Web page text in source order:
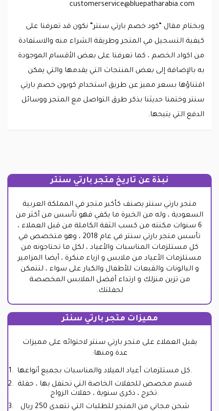
customerservice@bluepatharabia.com
وبختام مقال “كود خصم بارتي سنتر” نكون قد تعرفنا على
كيفية التسجيل في المتجر وطريقة الشراء منه والاستفادة
من اكواد الخصم ، كما تعرفنا على بعض الأقسام الموجودة
به بالإضافة إلى بعض المنتجات التي يقدمها والتي يمكن
اقتناؤها بسعر مميز عن طريق استخدام كوبون خصم بارتي
سنتر وختمنا حديثنا بذكر طرق التواصل مع المتجر ووسائل
الدفع التي يتيحها.
نبذة عن تاريخ متجر بارتي سنتر
متجر بارتي سنتر يصنف كأكبر متجر في المملكة العربية
السعودية ، وله من الخبرة ما يكفي فهو تأسس من أكثر من
6 سنوات مكنته من كسب الثقة الكاملة من قبل العملاء ،
تأسس متجر بارتي سنتر في عام 2018 ، وهو متخصص في
كل مستلزمات المناسبات والأعياد ، لكل ما تحتاجونه من
مستلزمات الأعياد من ملابس و ازياء منكرة ، أيضا المزامير
و البالونات والقبعات للأطفال والكبار على سواء ، لتتمكن
من تزين منزلك و ارتداء أفضل الملابس المخصصة
لحفلتك.
مميزات متجر بارتي سنتر
يقبل العملاء على متجر بارتي سنتر لاحتوائه على مميزات
عدة ومنها:
كل مستلزمات أعياد الميلاد والمناسبات بجميع أنواعها.
قسم مخصص للحفلات الخاصة التي تحتفل بها ، حفلة
تخرج ، ذكرى سنوية ، حفلات الزواج.
شحن مجاني من المتجر للطلبات التي تتعدى 250 ريال